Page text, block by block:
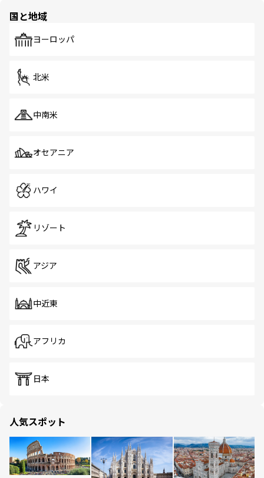
で、ホーカーズは地元の風情を楽しめる外せないスポット
国と地域
ヨーロッパ
北米
中南米
オセアニア
ハワイ
リゾート
アジア
中近東
アフリカ
日本
人気スポット